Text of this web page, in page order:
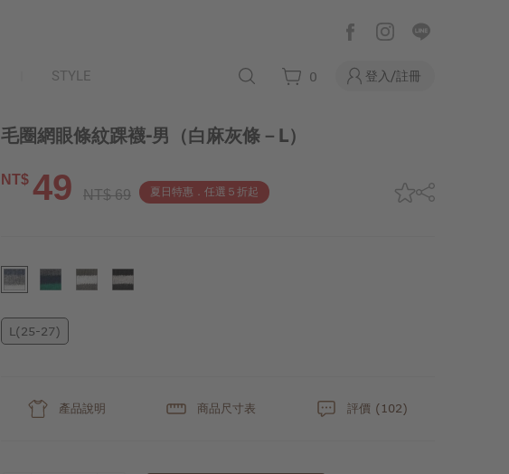
STYLE 0 登入/註冊
毛圈網眼條紋踝襪-男 （白麻灰條－L）
NT$ 49 NT$ 69 夏日特惠．任選５折起
L(25-27)
產品說明 商品尺寸表 評價 (102)